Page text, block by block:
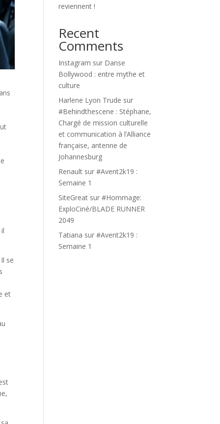
se
et
reviennent !
Recent
Comments
Instagram sur Danse
Bollywood : entre mythe et
culture
Harlene Lyon Trude sur
#Behindthescene : Stéphane,
Chargé de mission culturelle
et communication à l’Alliance
française, antenne de
Johannesburg
Renault sur#Avent2k19 :
Semaine 1
SiteGreat sur#Hommage:
ExploCiné/BLADE RUNNER
2049
Tatiana sur#Avent2k19 :
Semaine 1